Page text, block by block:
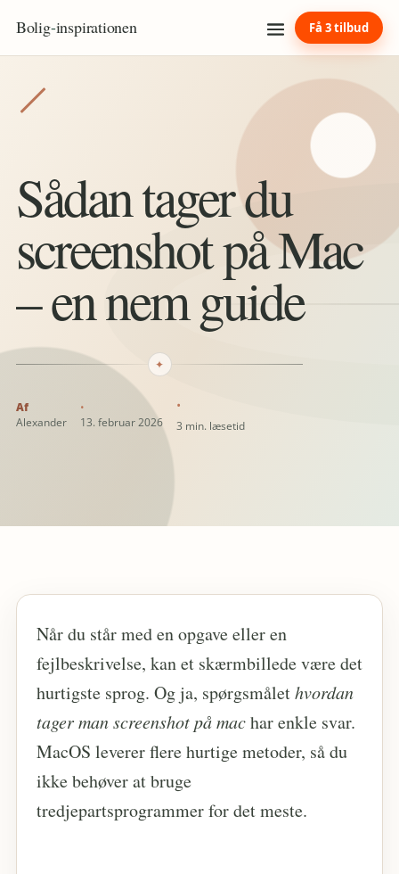
Bolig-inspirationen Få 3 tilbud
Sådan tager du
screenshot på Mac
– en nem guide
✦
Alexander 13. februar 2026 3 min. læsetid
Når du står med en opgave eller en
fejlbeskrivelse, kan et skærmbillede være det
hurtigste sprog. Og ja, spørgsmålethvordan
tager man screenshot på machar enkle svar.
MacOS leverer flere hurtige metoder, så du
ikke behøver at bruge
tredjepartsprogrammer for det meste.